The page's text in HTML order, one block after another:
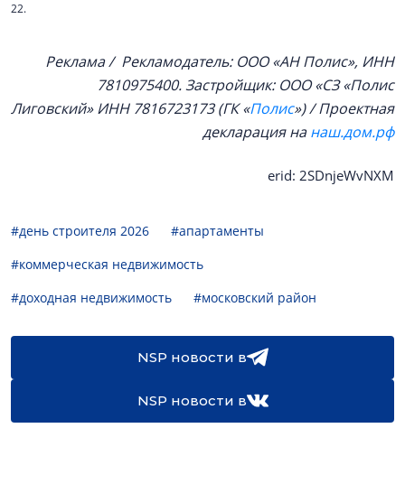
22.
Реклама / Рекламодатель: ООО «АН Полис», ИНН
7810975400. Застройщик: ООО «СЗ «Полис
Лиговский»ИНН 7816723173(ГК «Полис») / Проектная
декларация нанаш.дом.рф
erid: 2SDnjeWvNXM
#день строителя 2026
#апартаменты
#коммерческая недвижимость
#доходная недвижимость
#московский район
NSP новости в
NSP новости в